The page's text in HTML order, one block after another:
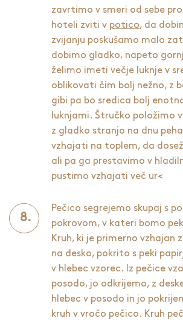
zavrtimo v smeri od sebe
hoteli zviti v potico, da
zvijanju poskušamo malo
dobimo gladko, napeto
želimo imeti večje luknje v
oblikovati čim bolj nežno, z
gibi pa bo sredica bolj
luknjami. Štručko položimo
z gladko stranjo na dnu
vzhajati na toplem, da
ali pa ga prestavimo v
pustimo vzhajati več ur<
Pečico segrejemo skupaj s
pokrovom, v kateri bomo
Kruh, ki je primerno vzhajan
na desko, pokrito s peki
v hlebec vzorec. Iz pečice
posodo, jo odkrijemo, z
hlebec v posodo in jo
kruh v vročo pečico. Kruh